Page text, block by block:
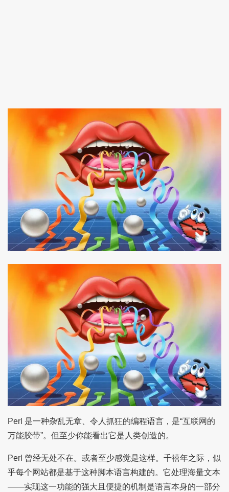
Perl 是一种杂乱无章、令人抓狂的编程语言，是“互联网的
万能胶带”。但至少你能看出它是人类创造的。
Perl 曾经无处不在。或者至少感觉是这样。千禧年之际，似
乎每个网站都是基于这种脚本语言构建的。它处理海量文本
——实现这一功能的强大且便捷的机制是语言本身的一部分